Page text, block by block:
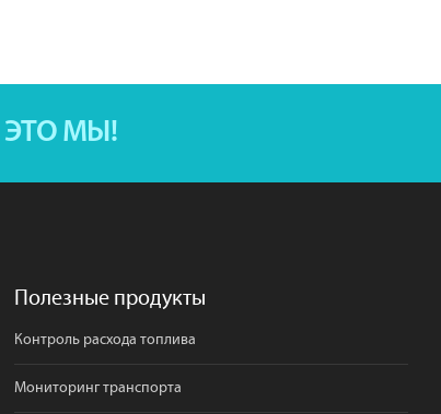
ЭТО МЫ!
Полезные продукты
Контроль расхода топлива
Мониторинг транспорта